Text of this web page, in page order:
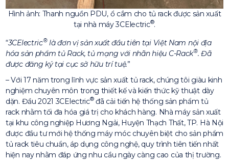
Hình ảnh: Thanh nguồn PDU, ổ cắm cho tủ rack được sản xuất
tại nhà máy 3CElectric®.
3CElectric®là đơn vị sản xuất đầu tiên tại Việt Nam nội địa
hóa sản phẩm tủ Rack, tủ mạng với nhãn hiệu C-Rack®. Đã
được đăng ký tại cục sở hữu trí tuệ.
– Với 17 năm trong lĩnh vực sản xuất tủ rack, chúng tôi giàu kinh
nghiệm chuyên môn trong thiết kế và kiến thức kỹ thuật dày
dặn. Đầu 2021 3CElectric®đã cải tiến hệ thống sản phẩm tủ
rack nhằm tối đa hóa giá trị cho khách hàng. Nhà máy sản xuất
tại khu công nghiệp Hương Ngải, Huyện Thạch Thất, TP. Hà Nội
được đầu tư mới hệ thống máy móc chuyên biệt cho sản phẩm
tủ rack tiêu chuẩn, áp dụng công nghệ, quy trình tiên tiến nhất
hiện nay nhằm đáp ứng nhu cầu ngày càng cao của thị trường.